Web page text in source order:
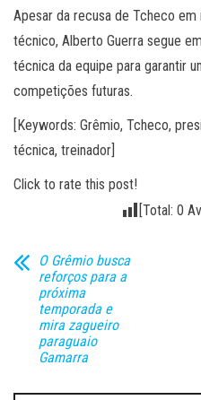
Apesar da recusa de Tcheco
técnico, Alberto Guerra segue
técnica da equipe para garantir
competições futuras.
[Keywords: Grêmio, Tcheco,
técnica, treinador]
Click to rate this post!
[Total: 0
O Grêmio busca
reforços para a
próxima
temporada e
mira zagueiro
paraguaio
Gamarra